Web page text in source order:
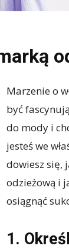
Marzenie o
być
do mody i
jesteś we
dowiesz się,
odzieżową i
osiągnąć
1.